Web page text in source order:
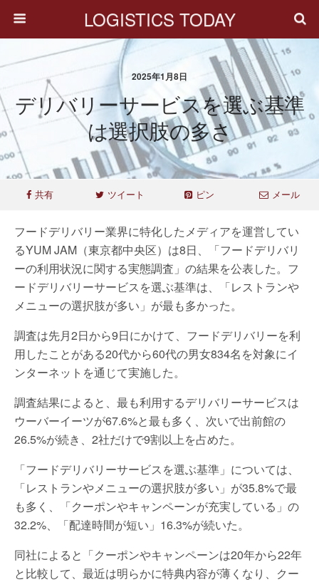
LOGISTICS TODAY
2025年1月8日
デリバリーサービスを選ぶ基準
は選択肢の多さ
共有 ツイート ピン メール
フードデリバリー業界に特化したメディアを運営してい
るYUM JAM（東京都中央区）は8日、「フードデリバリ
ーの利用状況に関する実態調査」の結果を公表した。フ
ードデリバリーサービスを選ぶ基準は、「レストランや
メニューの選択肢が多い」が最も多かった。
調査は先月2日から9日にかけて、フードデリバリーを利
用したことがある20代から60代の男女834名を対象にイ
ンターネットを通じて実施した。
調査結果によると、最も利用するデリバリーサービスは
ウーバーイーツが67.6%と最も多く、次いで出前館の
26.5%が続き、2社だけで9割以上を占めた。
「フードデリバリーサービスを選ぶ基準」については、
「レストランやメニューの選択肢が多い」が35.8%で最
も多く、「クーポンやキャンペーンが充実している」の
32.2%、「配達時間が短い」16.3%が続いた。
同社によると「クーポンやキャンペーンは20年から22年
と比較して、最近は明らかに特典内容が薄くなり、クー